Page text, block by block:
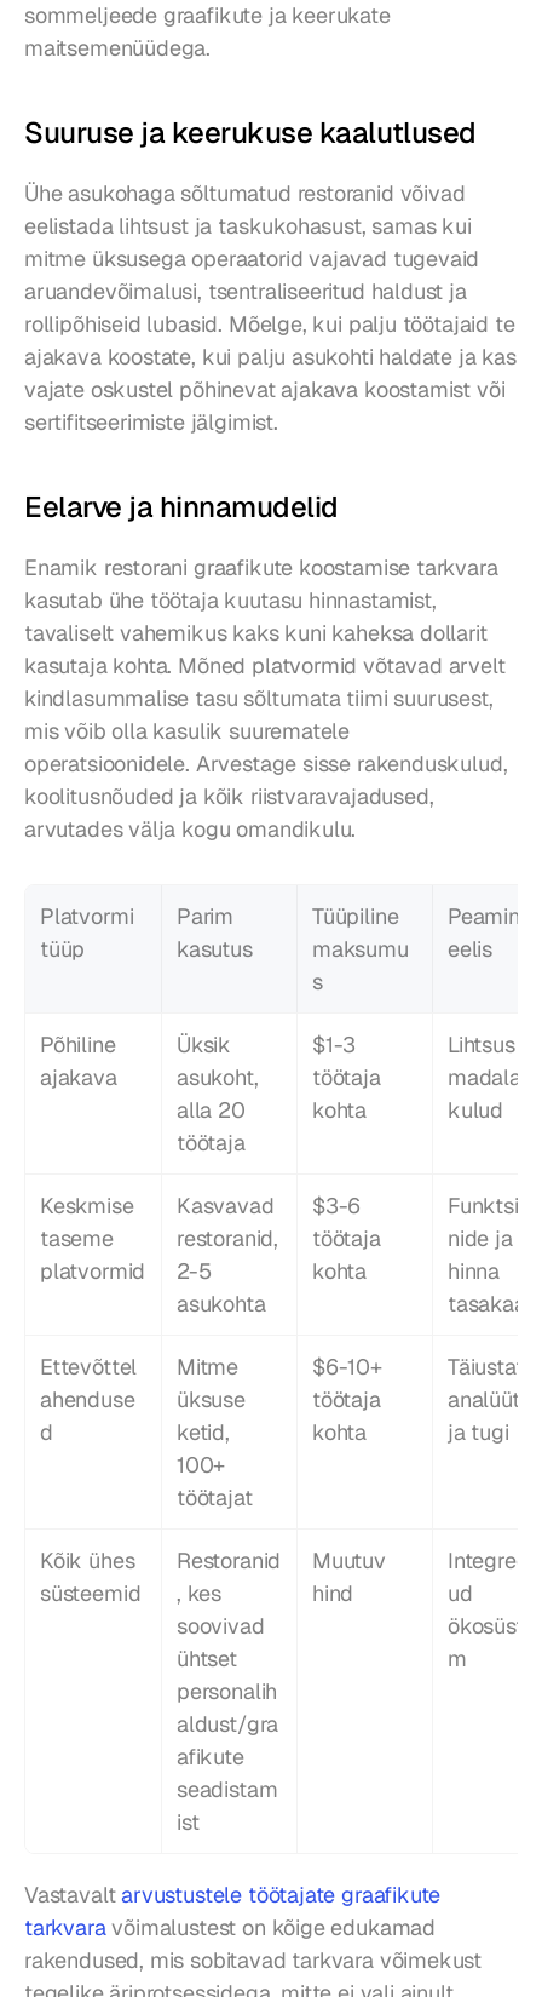
sommeljeede graafikute ja keerukate
maitsemenüüdega.
Suuruse ja keerukuse kaalutlused
Ühe asukohaga sõltumatud restoranid võivad
eelistada lihtsust ja taskukohasust, samas kui
mitme üksusega operaatorid vajavad tugevaid
aruandevõimalusi, tsentraliseeritud haldust ja
rollipõhiseid lubasid. Mõelge, kui palju töötajaid te
ajakava koostate, kui palju asukohti haldate ja kas
vajate oskustel põhinevat ajakava koostamist või
sertifitseerimiste jälgimist.
Eelarve ja hinnamudelid
Enamik restorani graafikute koostamise tarkvara
kasutab ühe töötaja kuutasu hinnastamist,
tavaliselt vahemikus kaks kuni kaheksa dollarit
kasutaja kohta. Mõned platvormid võtavad arvelt
kindlasummalise tasu sõltumata tiimi suurusest,
mis võib olla kasulik suurematele
operatsioonidele. Arvestage sisse rakenduskulud,
koolitusnõuded ja kõik riistvaravajadused,
arvutades välja kogu omandikulu.
Platvormi
tüüp
Parim
kasutus
Tüüpiline
maksumu
s
Peamine
eelis
Põhiline
ajakava
Üksik
asukoht,
alla 20
töötaja
$1-3
töötaja
kohta
Lihtsus ja
madalad
kulud
Keskmise
taseme
platvormid
Kasvavad
restoranid,
2-5
asukohta
$3-6
töötaja
kohta
Funktsioo
nide ja
hinna
tasakaal
Ettevõttel
ahenduse
d
Mitme
üksuse
ketid,
100+
töötajat
$6-10+
töötaja
kohta
ja tugi
Kõik ühes
süsteemid
Restoranid
, kes
soovivad
ühtset
personalih
aldust/gra
afikute
seadistam
ist
Muutuv
hind
ud
m
Vastavalt arvustustele töötajate graafikute
tarkvara võimalustest on kõige edukamad
rakendused, mis sobitavad tarkvara võimekust